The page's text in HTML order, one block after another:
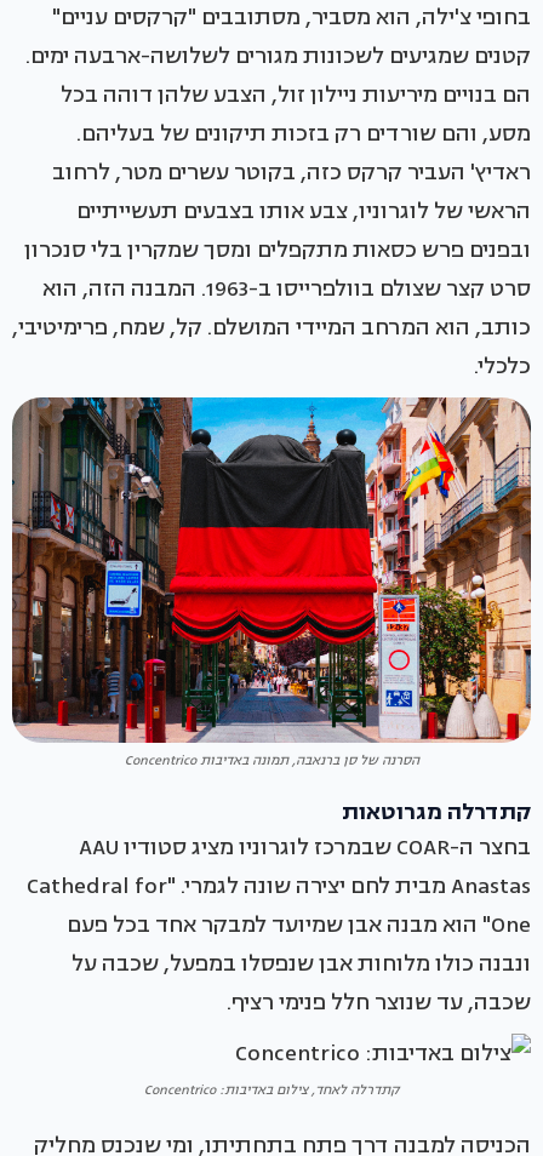
בחופי צ'ילה, הוא מסביר, מסתובבים "קרקסים עניים"
קטנים שמגיעים לשכונות מגורים לשלושה-ארבעה ימים.
הם בנויים מיריעות ניילון זול, הצבע שלהן דוהה בכל
מסע, והם שורדים רק בזכות תיקונים של בעליהם.
ראדיץ' העביר קרקס כזה, בקוטר עשרים מטר, לרחוב
הראשי של לוגרוניו, צבע אותו בצבעים תעשייתיים
ובפנים פרש כסאות מתקפלים ומסך שמקרין בלי סנכרון
סרט קצר שצולם בוולפרייסו ב-1963. המבנה הזה, הוא
כותב, הוא המרחב המיידי המושלם. קל, שמח, פרימיטיבי,
כלכלי.
הסרנה של סן ברנאבה, תמונה באדיבות Concentrico
קתדרלה מגרוטאות
בחצר ה-COAR שבמרכז לוגרוניו מציג סטודיו AAU
Anastas מבית לחם יצירה שונה לגמרי. "Cathedral for
One" הוא מבנה אבן שמיועד למבקר אחד בכל פעם
ונבנה כולו מלוחות אבן שנפסלו במפעל, שכבה על
שכבה, עד שנוצר חלל פנימי רציף.
קתדרלה לאחד, צילום באדיבות: Concentrico
הכניסה למבנה דרך פתח בתחתיתו, ומי שנכנס מחליק